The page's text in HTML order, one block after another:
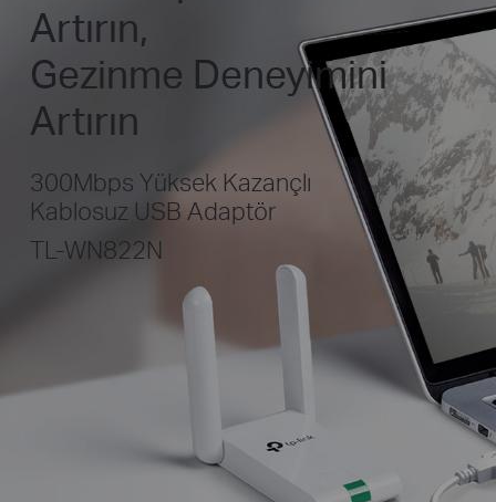
Artırın,
Gezinme Deneyimini
Artırın
300Mbps Yüksek Kazançlı
Kablosuz USB Adaptör
TL-WN822N